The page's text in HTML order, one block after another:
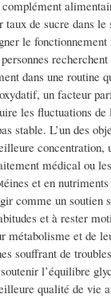
de sucre dans
le
dans une routine
un facteur
les fluctuations
stable. L’un des
concentration,
médical ou
et en
comme un soutien
et à rester
métabolisme et de
souffrant de
l’équilibre
qualité de vie